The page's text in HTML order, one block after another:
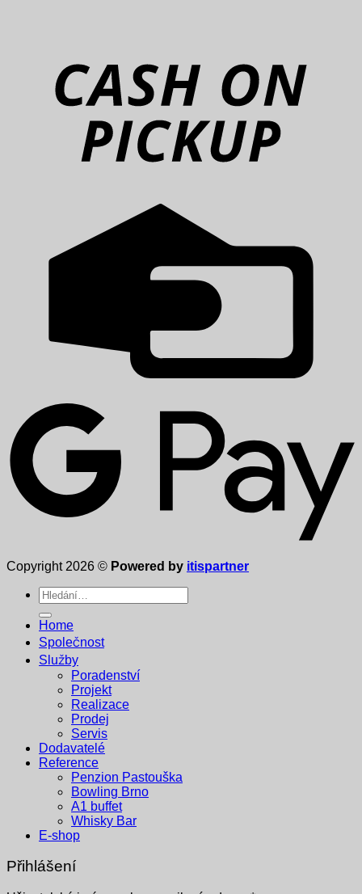
Copyright 2026 © Powered by itispartner
Hledat:
Home
Společnost
Služby
Poradenství
Projekt
Realizace
Prodej
Servis
Dodavatelé
Reference
Penzion Pastouška
Bowling Brno
A1 buffet
Whisky Bar
E-shop
Přihlášení